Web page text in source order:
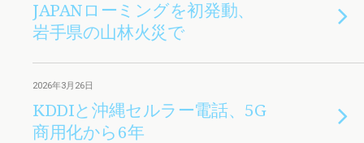
JAPANローミングを初発動、
岩手県の山林火災で
2026年3月26日
KDDIと沖縄セルラー電話、5G
商用化から6年